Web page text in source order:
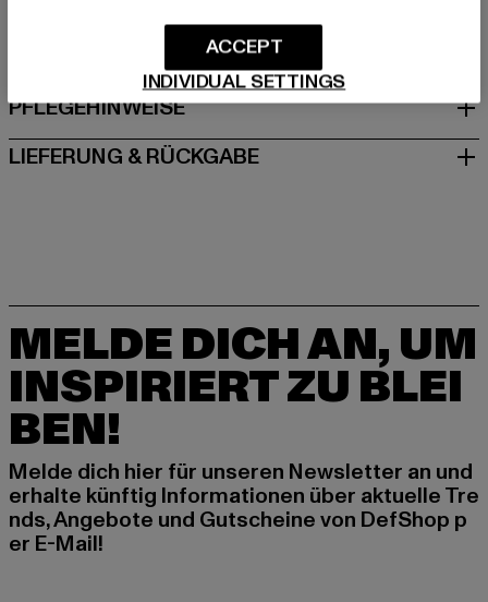
GRÖSSE & PASSFORM
PFLEGEHINWEISE
LIEFERUNG & RÜCKGABE
MELDE DICH AN, UM
INSPIRIERT ZU BLEI
BEN!
Melde dich hier für unseren Newsletter an und
erhalte künftig Informationen über aktuelle Tre
nds, Angebote und Gutscheine von DefShop p
er E-Mail!
INDIVIDUAL SETTINGS
ACCEPT